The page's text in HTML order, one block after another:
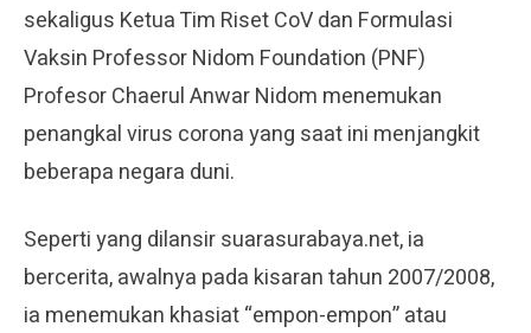
sekaligus Ketua Tim Riset CoV dan Formulasi
Vaksin Professor Nidom Foundation (PNF)
Profesor Chaerul Anwar Nidom menemukan
penangkal virus corona yang saat ini menjangkit
beberapa negara duni.
Seperti yang dilansir suarasurabaya.net, ia
bercerita, awalnya pada kisaran tahun 2007/2008,
ia menemukan khasiat “empon-empon” atau